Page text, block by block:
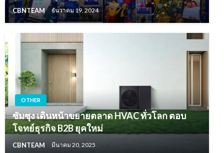
CBNTEAM ธันวาคม 19, 2024
OTHER
ซัมซุง เดินหน้าขยายตลาด HVAC ทั่วโลก ตอบ
โจทย์ธุรกิจ B2B ยุคใหม่
CBNTEAM มีนาคม 20, 2025